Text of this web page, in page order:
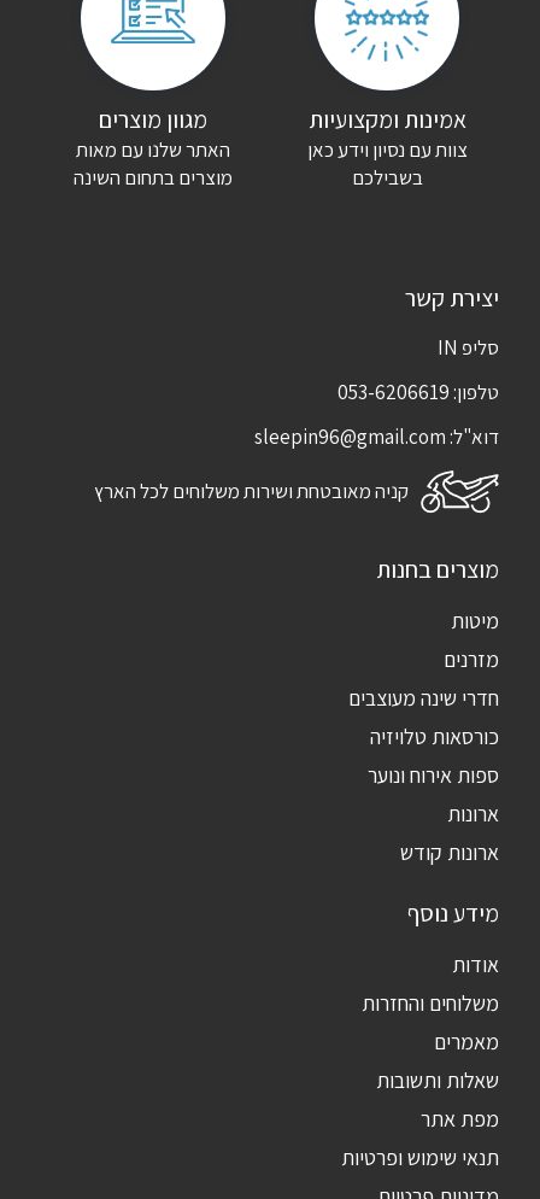
שמור בדפדפן זה את השם, האימייל והאתר שלי לפעם הבאה שאגיב.
אמינות ומקצועיות
צוות עם נסיון וידע כאן
בשבילכם
מגוון מוצרים
האתר שלנו עם מאות
מוצרים בתחום השינה
יצירת קשר
סליפ IN
טלפון:053-6206619
דוא"ל:sleepin96@gmail.com
קניה מאובטחת ושירות משלוחים לכל הארץ
מוצרים בחנות
מיטות
מזרנים
חדרי שינה מעוצבים
כורסאות טלויזיה
ספות אירוח ונוער
ארונות
ארונות קודש
מידע נוסף
אודות
משלוחים והחזרות
מאמרים
שאלות ותשובות
מפת אתר
תנאי שימוש ופרטיות